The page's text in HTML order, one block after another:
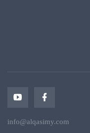
info@alqasimy.com